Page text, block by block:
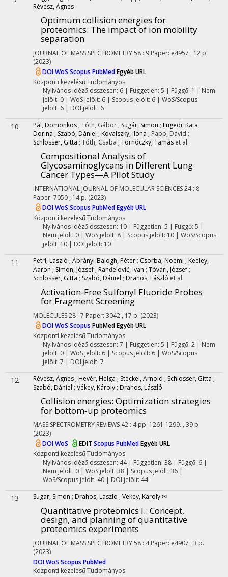
Révész, Ágnes
Optimum collision energies for
proteomics: The impact of ion mobility
separation
JOURNAL OF MASS SPECTROMETRY58 : 9 Paper: e4957 , 12 p.
(2023)
DOIWoS Scopus PubMedEgyéb URL
Központi kezelésűTudományos
Nyilvános idéző összesen: 6| Független: 5 | Függő: 1 | Nem
jelölt: 0 | WoS jelölt: 6 | Scopus jelölt: 6 | WoS/Scopus
jelölt: 6 | DOI jelölt: 6
10 Pál, Domonkos ; Tóth, Gábor ; Sugár, Simon ; Fügedi, Kata
Dorina ; Szabó, Dániel ; Kovalszky, Ilona ; Papp, Dávid ;
Schlosser, Gitta ; Tóth, Csaba ; Tornóczky, Tamás et al.
Compositional Analysis of
Glycosaminoglycans in Different Lung
Cancer Types—A Pilot Study
INTERNATIONAL JOURNAL OF MOLECULAR SCIENCES24: 8
Paper: 7050 , 14 p. (2023)
DOIWoS Scopus PubMedEgyéb URL
Központi kezelésűTudományos
Nyilvános idéző összesen: 10| Független: 5 | Függő: 5 |
Nem jelölt: 0 | WoS jelölt: 8 | Scopus jelölt: 10 | WoS/Scopus
jelölt: 10 | DOI jelölt: 10
11 Petri, László ; Ábrányi-Balogh, Péter ; Csorba, Noémi ; Keeley,
Aaron ; Simon, József ; Ranđelović, Ivan ; Tóvári, József ;
Schlosser, Gitta ; Szabó, Dániel ; Drahos, László et al.
Activation-Free Sulfonyl Fluoride Probes
for Fragment Screening
MOLECULES28 : 7 Paper: 3042 , 17 p. (2023)
DOIWoS Scopus PubMedEgyéb URL
Központi kezelésűTudományos
Nyilvános idéző összesen: 7 | Független: 5 | Függő: 2 | Nem
jelölt: 0 | WoS jelölt: 6 | Scopus jelölt: 6 | WoS/Scopus
jelölt: 7 | DOI jelölt: 7
12 Révész, Ágnes ; Hevér, Helga ; Steckel, Arnold ; Schlosser, Gitta ;
Szabó, Dániel ; Vékey, Károly ; Drahos, László
Collision energies: Optimization strategies
for bottom‐up proteomics
MASS SPECTROMETRY REVIEWS 42 : 4 pp. 1261-1299. , 39 p.
(2023)
DOIWoS EDIT Scopus PubMedEgyéb URL
Központi kezelésűTudományos
Nyilvános idéző összesen: 44| Független: 38 | Függő: 6 |
Nem jelölt: 0 | WoS jelölt: 38 | Scopus jelölt: 36 |
WoS/Scopus jelölt: 40 | DOI jelölt: 44
13 Sugar, Simon ; Drahos, Laszlo ; Vekey, Karoly ✉
Quantitative proteomics I.: Concept,
design, and planning of quantitative
proteomics experiments
JOURNAL OF MASS SPECTROMETRY58 : 4 Paper: e4907 , 3 p.
(2023)
DOIWoS Scopus PubMed
Központi kezelésűTudományos